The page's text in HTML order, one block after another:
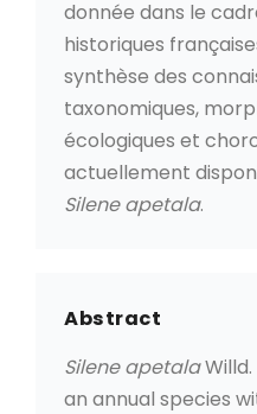
donnée dans le
historiques
synthèse des
taxonomiques,
écologiques et
actuellement
Silene apetala.
Abstract
Silene apetala
an annual species